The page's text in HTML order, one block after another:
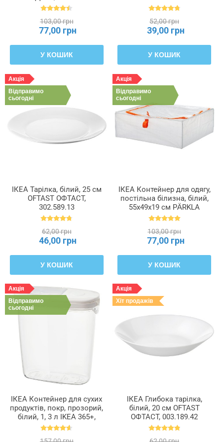
103,00 грн
77,00 грн
У КОШИК
52,00 грн
39,00 грн
У КОШИК
Акція
Відправимо
сьогодні
ІКЕА Тарілка, білий, 25 см
OFTAST ОФТАСТ,
302.589.13
62,00 грн
46,00 грн
У КОШИК
Акція
Відправимо
сьогодні
ІКЕА Контейнер для одягу,
постільна білизна, білий,
55x49x19 см PÄRKLA
ПЕРКЛА, 503.953.82
103,00 грн
77,00 грн
У КОШИК
Акція
Відправимо
сьогодні
ІКЕА Контейнер для сухих
продуктів, покр, прозорий,
білий, 1, 3 л IKEA 365+,
800.667.23
Акція
Хіт продажів
ІКЕА Глибока тарілка,
білий, 20 см OFTAST
ОФТАСТ, 003.189.42